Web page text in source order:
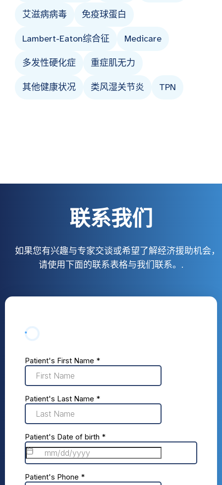
艾滋病病毒 免疫球蛋白
Lambert-Eaton综合征 Medicare
多发性硬化症 重症肌无力
其他健康状况 类风湿关节炎 TPN
联系我们
如果您有兴趣与专家交谈或希望了解经济援助机会，
请使用下面的联系表格与我们联系。.